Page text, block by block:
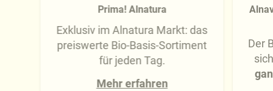
Prima! Alnatura
Exklusiv im Alnatura Markt: das
preiswerte Bio-Basis-Sortiment
für jeden Tag.
Mehr erfahren
Der